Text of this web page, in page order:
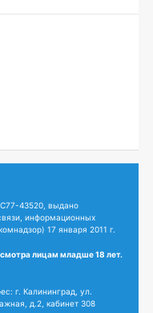
43520, выдано
информационных
17 января 2011 г.
лицам младше 18 лет.
г. Калининград, ул.
д.2, кабинет 308